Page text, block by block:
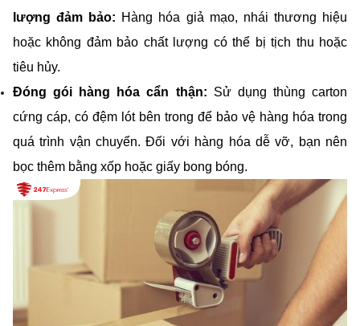
lượng đảm bảo: Hàng hóa giả mạo, nhái thương hiệu
hoặc không đảm bảo chất lượng có thể bị tịch thu hoặc
tiêu hủy.
Đóng gói hàng hóa cẩn thận: Sử dụng thùng carton
cứng cáp, có đệm lót bên trong để bảo vệ hàng hóa trong
quá trình vận chuyển. Đối với hàng hóa dễ vỡ, bạn nên
bọc thêm bằng xốp hoặc giấy bong bóng.